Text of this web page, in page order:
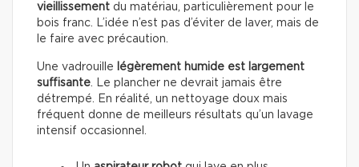
vieillissement du matériau, particulièrement pour le
bois franc. L’idée n’est pas d’éviter de laver, mais de
le faire avec précaution.
Une vadrouille
légèrement humide est largement
suffisante . Le plancher ne devrait jamais être
détrempé. En réalité, un nettoyage doux mais
fréquent donne de meilleurs résultats qu’un lavage
intensif occasionnel.